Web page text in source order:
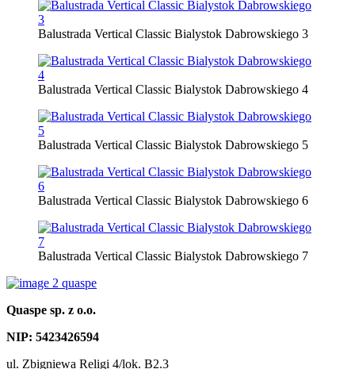
Balustrada Vertical Classic Bialystok Dabrowskiego 3
Balustrada Vertical Classic Bialystok Dabrowskiego 4
Balustrada Vertical Classic Bialystok Dabrowskiego 5
Balustrada Vertical Classic Bialystok Dabrowskiego 6
Balustrada Vertical Classic Bialystok Dabrowskiego 7
Quaspe sp. z o.o.
NIP: 5423​4265​94
ul. Zbigniewa Religi 4/lok. B2.3